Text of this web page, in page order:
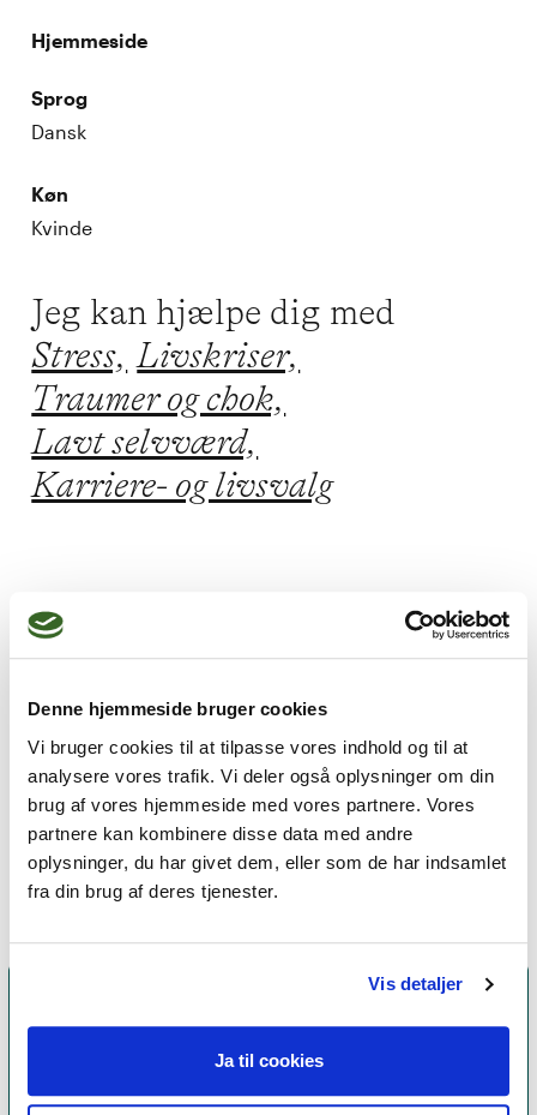
Denne hjemmeside bruger cookies
Vi bruger cookies til at tilpasse vores indhold og til at
analysere vores trafik. Vi deler også oplysninger om din
brug af vores hjemmeside med vores partnere. Vores
partnere kan kombinere disse data med andre
oplysninger, du har givet dem, eller som de har indsamlet
fra din brug af deres tjenester.
Vis detaljer
Ja til cookies
Hjemmeside
Sprog
Dansk
Køn
Kvinde
Jeg kan hjælpe dig med
Stress, Livskriser,
Traumer og chok,
Lavt selvværd,
Karriere- og livsvalg
Jeg praktiserer følgende
terapiformer
Gestaltterapi,
Neuroaffektiv terapi,
Oplevelsesorienteret terapi,
Eksistentiel terapi, Parterapi